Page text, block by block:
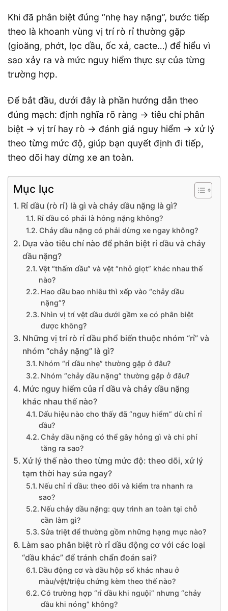
Khi đã phân biệt đúng “nhẹ hay nặng”, bước tiếp
theo là khoanh vùng vị trí rò rỉ thường gặp
(gioăng, phớt, lọc dầu, ốc xả, cacte…) để hiểu vì
sao xảy ra và mức nguy hiểm thực sự của từng
trường hợp.
Để bắt đầu, dưới đây là phần hướng dẫn theo
đúng mạch: định nghĩa rõ ràng → tiêu chí phân
biệt → vị trí hay rò → đánh giá nguy hiểm → xử lý
theo từng mức độ, giúp bạn quyết định đi tiếp,
theo dõi hay dừng xe an toàn.
Mục lục
Rỉ dầu (rò rỉ) là gì và chảy dầu nặng là gì?
Rỉ dầu có phải là hỏng nặng không?
Chảy dầu nặng có phải dừng xe ngay không?
Dựa vào tiêu chí nào để phân biệt rỉ dầu và chảy
dầu nặng?
Vệt “thấm dầu” và vệt “nhỏ giọt” khác nhau thế
nào?
Hao dầu bao nhiêu thì xếp vào “chảy dầu
nặng”?
Nhìn vị trí vệt dầu dưới gầm xe có phân biệt
được không?
Những vị trí rò rỉ dầu phổ biến thuộc nhóm “rỉ” và
nhóm “chảy nặng” là gì?
Nhóm “rỉ dầu nhẹ” thường gặp ở đâu?
Nhóm “chảy dầu nặng” thường gặp ở đâu?
Mức nguy hiểm của rỉ dầu và chảy dầu nặng
khác nhau thế nào?
Dấu hiệu nào cho thấy đã “nguy hiểm” dù chỉ rỉ
dầu?
Chảy dầu nặng có thể gây hỏng gì và chi phí
tăng ra sao?
Xử lý thế nào theo từng mức độ: theo dõi, xử lý
tạm thời hay sửa ngay?
Nếu chỉ rỉ dầu: theo dõi và kiểm tra nhanh ra
sao?
Nếu chảy dầu nặng: quy trình an toàn tại chỗ
cần làm gì?
Sửa triệt để thường gồm những hạng mục nào?
Làm sao phân biệt rò rỉ dầu động cơ với các loại
“dầu khác” để tránh chẩn đoán sai?
Dầu động cơ và dầu hộp số khác nhau ở
màu/vệt/triệu chứng kèm theo thế nào?
Có trường hợp “rỉ dầu khi nguội” nhưng “chảy
dầu khi nóng” không?